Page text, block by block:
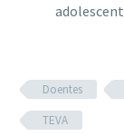
Doentes
TEVA